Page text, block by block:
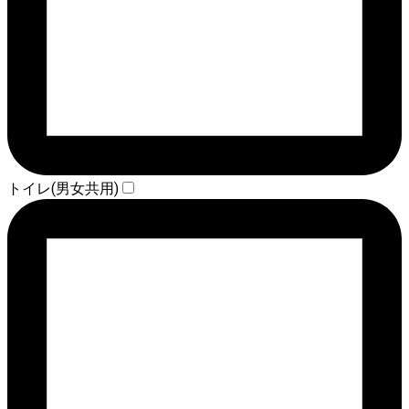
トイレ(男女共用)